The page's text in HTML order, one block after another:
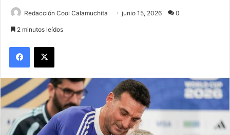
Redacción Cool Calamuchita junio 15, 2026 0
2 minutos leídos
Facebook
X